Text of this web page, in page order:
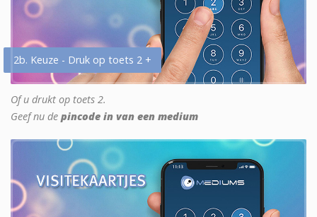
2b. Keuze - Druk op toets 2 +
Of u drukt op toets 2.
Geef nu de pincode in van een medium